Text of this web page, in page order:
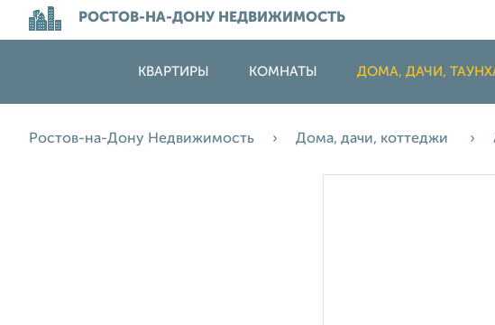
РОСТОВ-НА-ДОНУ НЕДВИЖИМОСТЬ
КВАРТИРЫ КОМНАТЫ ДОМА, ДАЧИ,
Ростов-на-Дону Недвижимость Дома, дачи, коттеджи